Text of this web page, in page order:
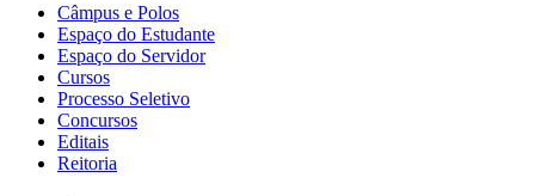
Câmpus e Polos
Espaço do Estudante
Espaço do Servidor
Cursos
Processo Seletivo
Concursos
Editais
Reitoria